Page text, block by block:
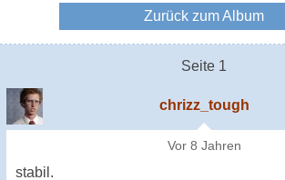
Zurück zum Album
Seite 1
chrizz_tough
Vor 8 Jahren
stabil.